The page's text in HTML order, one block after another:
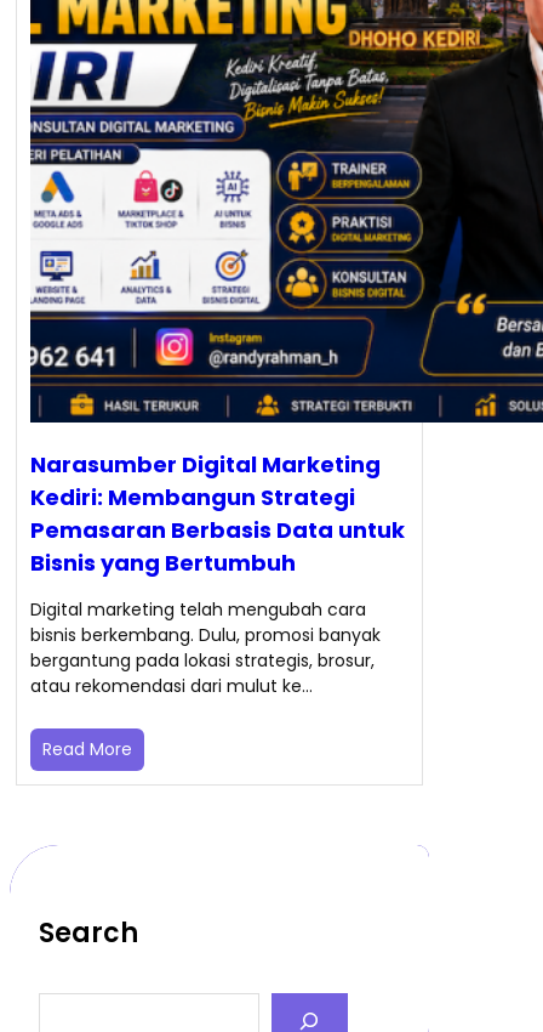
Narasumber Digital Marketing
Kediri: Membangun Strategi
Pemasaran Berbasis Data untuk
Bisnis yang Bertumbuh
Digital marketing telah mengubah cara
bisnis berkembang. Dulu, promosi banyak
bergantung pada lokasi strategis, brosur,
atau rekomendasi dari mulut ke…
Read More
Search